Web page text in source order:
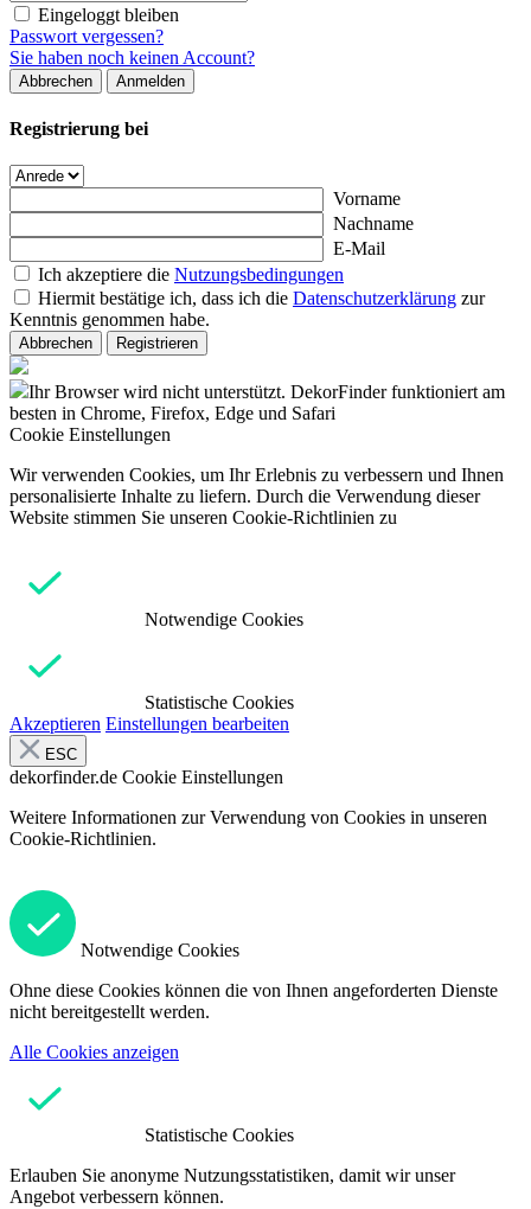
Eingeloggt bleiben
Passwort vergessen?
Sie haben noch keinen Account?
Abbrechen Anmelden
Registrierung bei
Vorname
Nachname
E-Mail
Ich akzeptiere die Nutzungsbedingungen
Hiermit bestätige ich, dass ich die Datenschutzerklärung zur
Kenntnis genommen habe.
Abbrechen Registrieren
Ihr Browser wird nicht unterstützt. DekorFinder funktioniert am
besten in Chrome, Firefox, Edge und Safari
Cookie Einstellungen
Wir verwenden Cookies, um Ihr Erlebnis zu verbessern und Ihnen
personalisierte Inhalte zu liefern. Durch die Verwendung dieser
Website stimmen Sie unseren Cookie-Richtlinien zu
Notwendige Cookies
Statistische Cookies
Akzeptieren Einstellungen bearbeiten
ESC
dekorfinder.de Cookie Einstellungen
Weitere Informationen zur Verwendung von Cookies in unseren
Cookie-Richtlinien.
Notwendige Cookies
Ohne diese Cookies können die von Ihnen angeforderten Dienste
nicht bereitgestellt werden.
Alle Cookies anzeigen
Statistische Cookies
Erlauben Sie anonyme Nutzungsstatistiken, damit wir unser
Angebot verbessern können.